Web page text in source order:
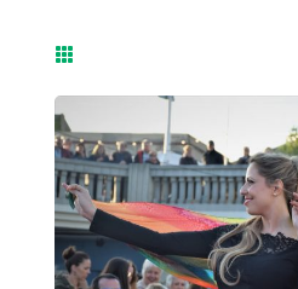
